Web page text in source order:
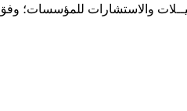
والاستشارات